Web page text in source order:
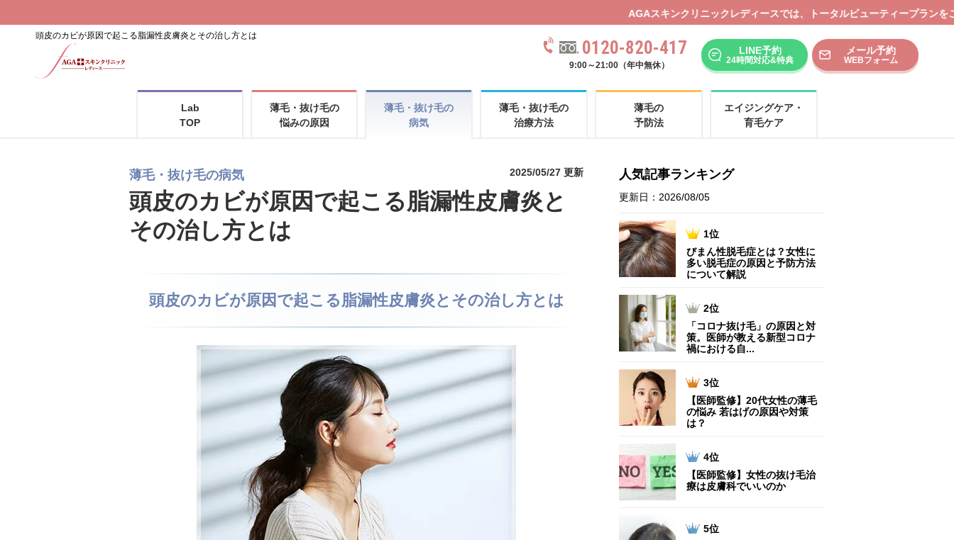
AGAスキンクリニックレディースでは、トータルビューティープランをご用意しております。
頭皮のカビが原因で起こる脂漏性皮膚炎とその治し方とは
0120-820-417
9:00～21:00（年中無休）
LINE予約
24時間対応&特典
メール予約
WEBフォーム
Lab
TOP
薄毛・抜け毛の
悩みの原因
薄毛・抜け毛の
病気
薄毛・抜け毛の
治療方法
薄毛の
予防法
エイジングケア・
育毛ケア
薄毛・抜け毛の病気
頭皮のカビが原因で起こる脂漏性皮膚炎と
その治し方とは
2025/05/27 更新
頭皮のカビが原因で起こる脂漏性皮膚炎とその治し方とは
人気記事ランキング
更新日：2026/08/05
1位
びまん性脱毛症とは？女性に
多い脱毛症の原因と予防方法
について解説
2位
「コロナ抜け毛」の原因と対
策。医師が教える新型コロナ
禍における自...
3位
【医師監修】20代女性の薄毛
の悩み 若はげの原因や対策
は？
4位
【医師監修】女性の抜け毛治
療は皮膚科でいいのか
5位